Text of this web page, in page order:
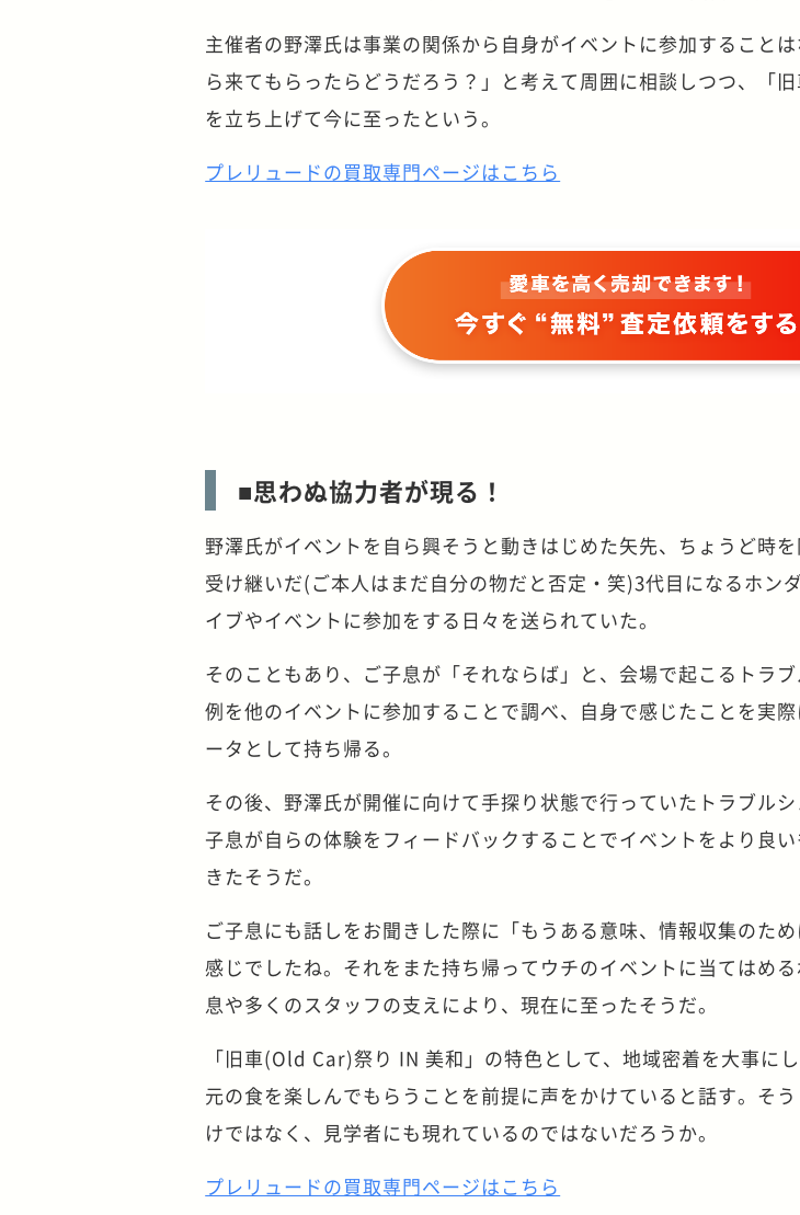
主催者の野澤氏は事業の関係から自身がイベントに参加すること
ら来てもらったらどうだろう？」と考えて周囲に相談しつつ、「
を立ち上げて今に至ったという。
プレリュードの買取専門ページはこちら
■思わぬ協力者が現る！
野澤氏がイベントを自ら興そうと動きはじめた矢先、ちょうど時
受け継いだ(ご本人はまだ自分の物だと否定・笑)3代目になるホン
イブやイベントに参加をする日々を送られていた。
そのこともあり、ご子息が「それならば」と、会場で起こるトラ
例を他のイベントに参加することで調べ、自身で感じたことを実
ータとして持ち帰る。
その後、野澤氏が開催に向けて手探り状態で行っていたトラブル
子息が自らの体験をフィードバックすることでイベントをより良
きたそうだ。
ご子息にも話しをお聞きした際に「もうある意味、情報収集のた
感じでしたね。それをまた持ち帰ってウチのイベントに当てはめ
息や多くのスタッフの支えにより、現在に至ったそうだ。
「旧車(Old Car)祭り IN 美和」の特色として、地域密着を大事に
元の食を楽しんでもらうことを前提に声をかけていると話す。そ
けではなく、見学者にも現れているのではないだろうか。
プレリュードの買取専門ページはこちら